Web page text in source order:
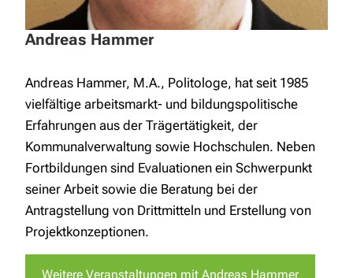
Andreas Hammer
Andreas Hammer, M.A., Politologe, hat seit 1985
vielfältige arbeitsmarkt- und bildungspolitische
Erfahrungen aus der Trägertätigkeit, der
Kommunalverwaltung sowie Hochschulen. Neben
Fortbildungen sind Evaluationen ein Schwerpunkt
seiner Arbeit sowie die Beratung bei der
Antragstellung von Drittmitteln und Erstellung von
Projektkonzeptionen.
Weitere Veranstaltungen mit Andreas Hammer